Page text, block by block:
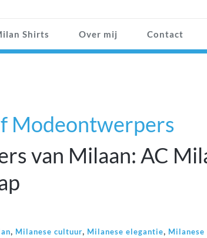
Shirts Over mij Contact
Modeontwerpers
van Milaan: AC
, Milanese cultuur, Milanese elegantie, Milanese